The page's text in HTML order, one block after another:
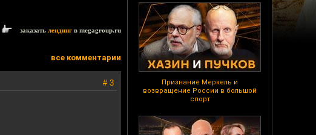
Признание Меркель и
возвращение России в большой
спорт
заказать лендинг в megagroup.ru
все комментарии
# 3